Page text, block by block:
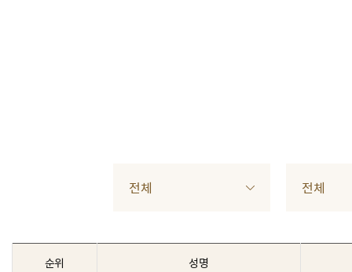
전체 전체
순위 성명